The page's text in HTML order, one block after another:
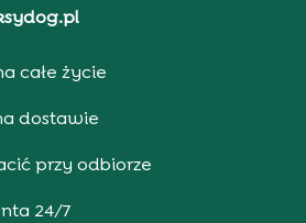
całe życie
dostawie
przy odbiorze
24/7